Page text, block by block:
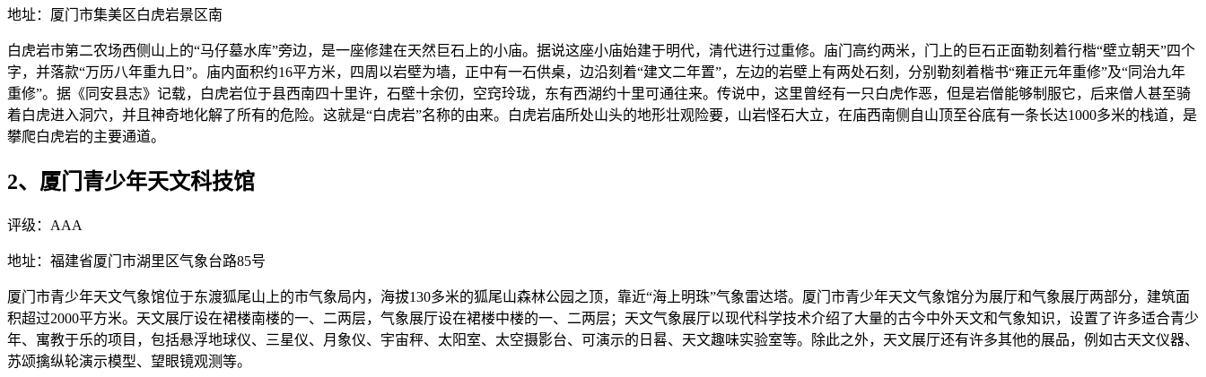
地址：厦门市集美区白虎岩景区南
白虎岩市第二农场西侧山上的“马仔墓水库”旁边，是一座修建在天然巨石上的小庙。据说这座小庙始建于明代，清代进行过重修。庙门高约两米，门上的巨石正面勒刻着行楷“壁立朝天”四个
字，并落款“万历八年重九日”。庙内面积约16平方米，四周以岩壁为墙，正中有一石供桌，边沿刻着“建文二年置”，左边的岩壁上有两处石刻，分别勒刻着楷书“雍正元年重修”及“同治九年
重修”。据《同安县志》记载，白虎岩位于县西南四十里许，石壁十余仞，空窍玲珑，东有西湖约十里可通往来。传说中，这里曾经有一只白虎作恶，但是岩僧能够制服它，后来僧人甚至骑
着白虎进入洞穴，并且神奇地化解了所有的危险。这就是“白虎岩”名称的由来。白虎岩庙所处山头的地形壮观险要，山岩怪石大立，在庙西南侧自山顶至谷底有一条长达1000多米的栈道，是
攀爬白虎岩的主要通道。
2、厦门青少年天文科技馆
评级：AAA
地址：福建省厦门市湖里区气象台路85号
厦门市青少年天文气象馆位于东渡狐尾山上的市气象局内，海拔130多米的狐尾山森林公园之顶，靠近“海上明珠”气象雷达塔。厦门市青少年天文气象馆分为展厅和气象展厅两部分，建筑面
积超过2000平方米。天文展厅设在裙楼南楼的一、二两层，气象展厅设在裙楼中楼的一、二两层；天文气象展厅以现代科学技术介绍了大量的古今中外天文和气象知识，设置了许多适合青少
年、寓教于乐的项目，包括悬浮地球仪、三星仪、月象仪、宇宙秤、太阳室、太空摄影台、可演示的日晷、天文趣味实验室等。除此之外，天文展厅还有许多其他的展品，例如古天文仪器、
苏颂擒纵轮演示模型、望眼镜观测等。